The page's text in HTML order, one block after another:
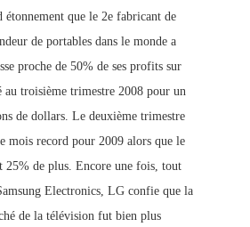
étonnement que le 2e fabricant de
de portables dans le monde a
proche de 50% de ses profits sur
au troisième trimestre 2008 pour un
de dollars. Le deuxième trimestre
mois record pour 2009 alors que le
25% de plus. Encore une fois, tout
Electronics, LG confie que la
de la télévision fut bien plus